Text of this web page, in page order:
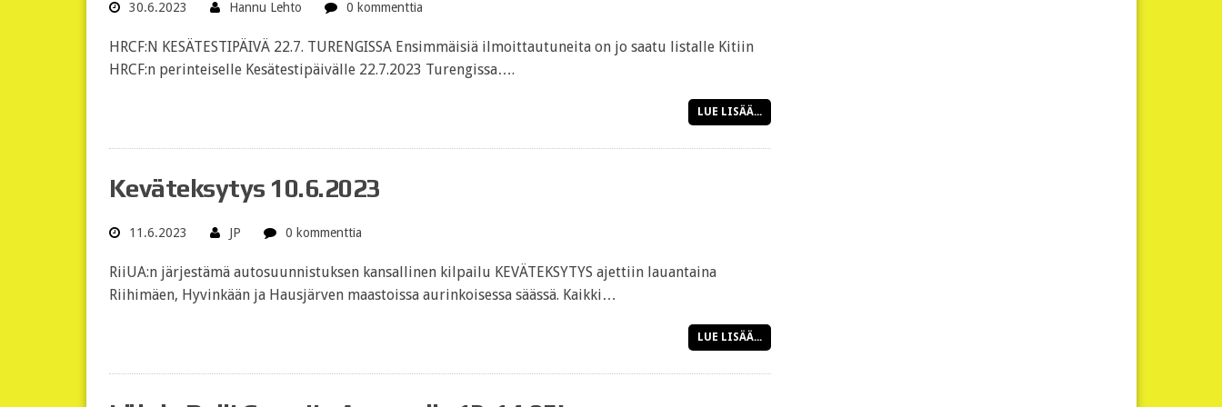
30.6.2023 Hannu Lehto 0 kommenttia
HRCF:N KESÄTESTIPÄIVÄ 22.7. TURENGISSA Ensimmäisiä ilmoittautuneita on jo saatu listalle Kitiin
HRCF:n perinteiselle Kesätestipäivälle 22.7.2023 Turengissa….
LUE LISÄÄ...
Keväteksytys 10.6.2023
11.6.2023 JP 0 kommenttia
RiiUA:n järjestämä autosuunnistuksen kansallinen kilpailu KEVÄTEKSYTYS ajettiin lauantaina
Riihimäen, Hyvinkään ja Hausjärven maastoissa aurinkoisessa säässä. Kaikki…
LUE LISÄÄ...